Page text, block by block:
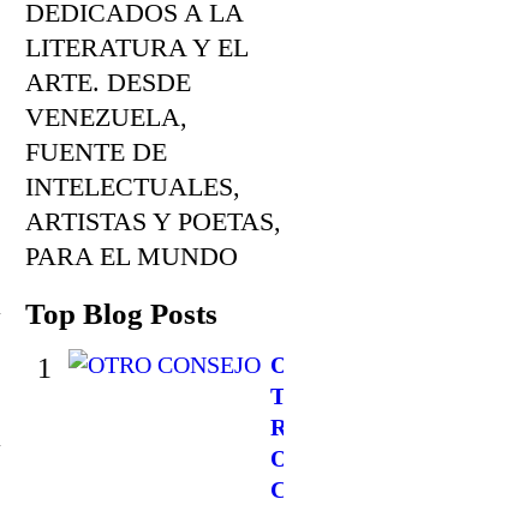
DEDICADOS A LA
LITERATURA Y EL
ARTE. DESDE
VENEZUELA,
FUENTE DE
INTELECTUALES,
ARTISTAS Y POETAS,
PARA EL MUNDO
Top Blog Posts
1
O
T
R
O
C